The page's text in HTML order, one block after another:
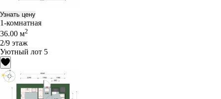
Узнать цену
1-комнатная
36.00 м2
2/9 этаж
Уютный лот 5